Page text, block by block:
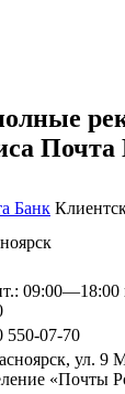
Почта
Банк
550-07-70
ул. 9
«Почты